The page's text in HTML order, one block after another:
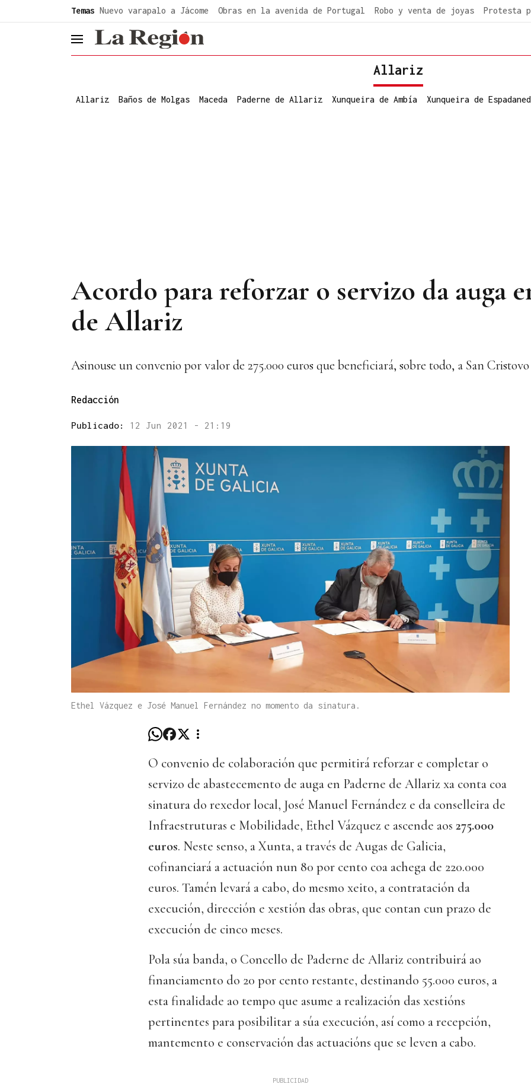
Temas Nuevo varapalo a Jácome Obras en la avenida de Portugal Robo y venta de joyas Protesta
header.menu.open
Allariz
Allariz Baños de Molgas Maceda Paderne de Allariz Xunqueira de Ambía Xunqueira de
Acordo para reforzar o servizo da auga
de Allariz
Asinouse un convenio por valor de 275.000 euros que beneficiará, sobre todo, a San Cristovo
Redacción
Publicado: 12 Jun 2021 - 21:19
Ethel Vázquez e José Manuel Fernández no momento da sinatura.
O convenio de colaboración que permitirá reforzar e completar o
servizo de abastecemento de auga en Paderne de Allariz xa conta coa
sinatura do rexedor local, José Manuel Fernández e da conselleira de
Infraestruturas e Mobilidade, Ethel Vázquez e ascende aos 275.000
euros. Neste senso, a Xunta, a través de Augas de Galicia,
cofinanciará a actuación nun 80 por cento coa achega de 220.000
euros. Tamén levará a cabo, do mesmo xeito, a contratación da
execución, dirección e xestión das obras, que contan cun prazo de
execución de cinco meses.
Pola súa banda, o Concello de Paderne de Allariz contribuirá ao
financiamento do 20 por cento restante, destinando 55.000 euros, a
esta finalidade ao tempo que asume a realización das xestións
pertinentes para posibilitar a súa execución, así como a recepción,
mantemento e conservación das actuacións que se leven a cabo.